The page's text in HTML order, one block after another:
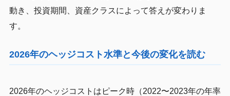
動き、投資期間、資産クラスによって答えが変わりま
す。
2026年のヘッジコスト水準と今後の変化を読む
2026年のヘッジコストはピーク時（2022〜2023年の年率